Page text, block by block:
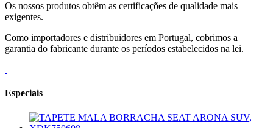
Os nossos produtos obtêm as certificações de qualidade mais
exigentes.
Como importadores e distribuidores em Portugal, cobrimos a
garantia do fabricante durante os períodos estabelecidos na lei.
Especiais